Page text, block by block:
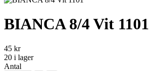
BIANCA 8/4 Vit 1101
45 kr
20 i lager
Antal